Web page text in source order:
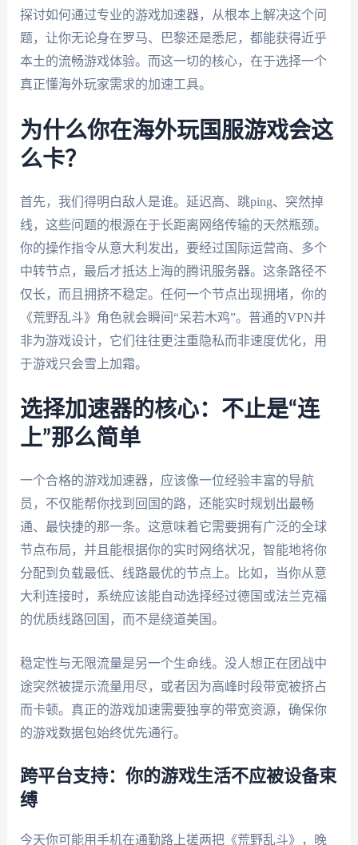
探讨如何通过专业的游戏加速器，从根本上解决这个问
题，让你无论身在罗马、巴黎还是悉尼，都能获得近乎
本土的流畅游戏体验。而这一切的核心，在于选择一个
真正懂海外玩家需求的加速工具。
为什么你在海外玩国服游戏会这
么卡？
首先，我们得明白敌人是谁。延迟高、跳ping、突然掉
线，这些问题的根源在于长距离网络传输的天然瓶颈。
你的操作指令从意大利发出，要经过国际运营商、多个
中转节点，最后才抵达上海的腾讯服务器。这条路径不
仅长，而且拥挤不稳定。任何一个节点出现拥堵，你的
《荒野乱斗》角色就会瞬间“呆若木鸡”。普通的VPN并
非为游戏设计，它们往往更注重隐私而非速度优化，用
于游戏只会雪上加霜。
选择加速器的核心：不止是“连
上”那么简单
一个合格的游戏加速器，应该像一位经验丰富的导航
员，不仅能帮你找到回国的路，还能实时规划出最畅
通、最快捷的那一条。这意味着它需要拥有广泛的全球
节点布局，并且能根据你的实时网络状况，智能地将你
分配到负载最低、线路最优的节点上。比如，当你从意
大利连接时，系统应该能自动选择经过德国或法兰克福
的优质线路回国，而不是绕道美国。
稳定性与无限流量是另一个生命线。没人想正在团战中
途突然被提示流量用尽，或者因为高峰时段带宽被挤占
而卡顿。真正的游戏加速需要独享的带宽资源，确保你
的游戏数据包始终优先通行。
跨平台支持：你的游戏生活不应被设备束
缚
今天你可能用手机在通勤路上搓两把《荒野乱斗》，晚